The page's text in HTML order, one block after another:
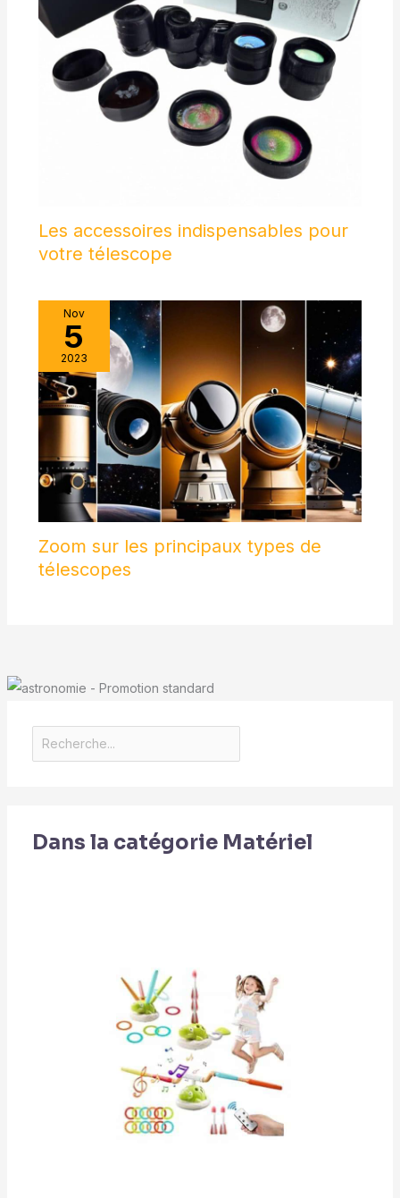
Les accessoires indispensables pour
votre télescope
Nov
5
2023
Zoom sur les principaux types de
télescopes
Dans la catégorie Matériel